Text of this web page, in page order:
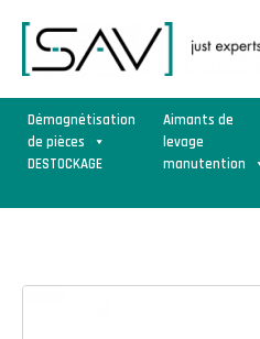
Démagnétisation
de pièces
Aimants de
levage
manutention
DESTOCKAGE